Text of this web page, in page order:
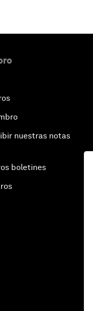
nuestras notas
boletines